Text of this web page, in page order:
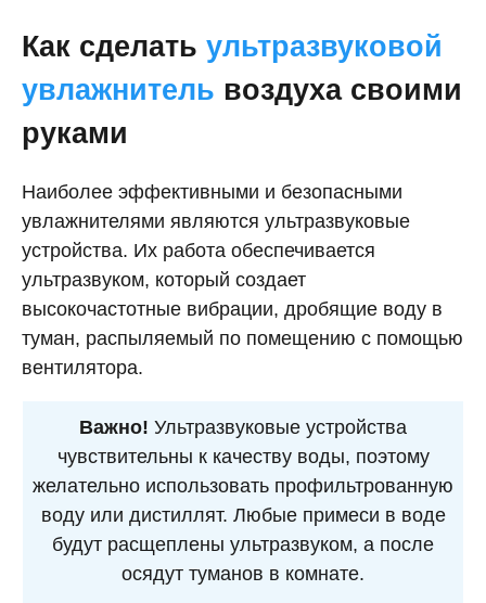
Как сделать ультразвуковой
увлажнитель воздуха своими
руками
Наиболее эффективными и безопасными
увлажнителями являются ультразвуковые
устройства. Их работа обеспечивается
ультразвуком, который создает
высокочастотные вибрации, дробящие воду в
туман, распыляемый по помещению с помощью
вентилятора.
Важно! Ультразвуковые устройства
чувствительны к качеству воды, поэтому
желательно использовать профильтрованную
воду или дистиллят. Любые примеси в воде
будут расщеплены ультразвуком, а после
осядут туманов в комнате.